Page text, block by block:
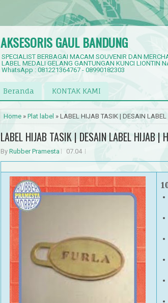
AKSESORIS GAUL BANDUNG
SPECIALIST BERBAGAI MACAM SOUVENIR DAN
LABEL MEDALI GELANG GANTUNGAN KUNCI LIONTIN
WhatsApp : 081221364767 - 08990182303
Beranda KONTAK KAMI
Home » Plat label » LABEL HIJAB TASIK | DESAIN
LABEL HIJAB TASIK | DESAIN LABEL HIJAB |
By Rubber Pramesta 07.04